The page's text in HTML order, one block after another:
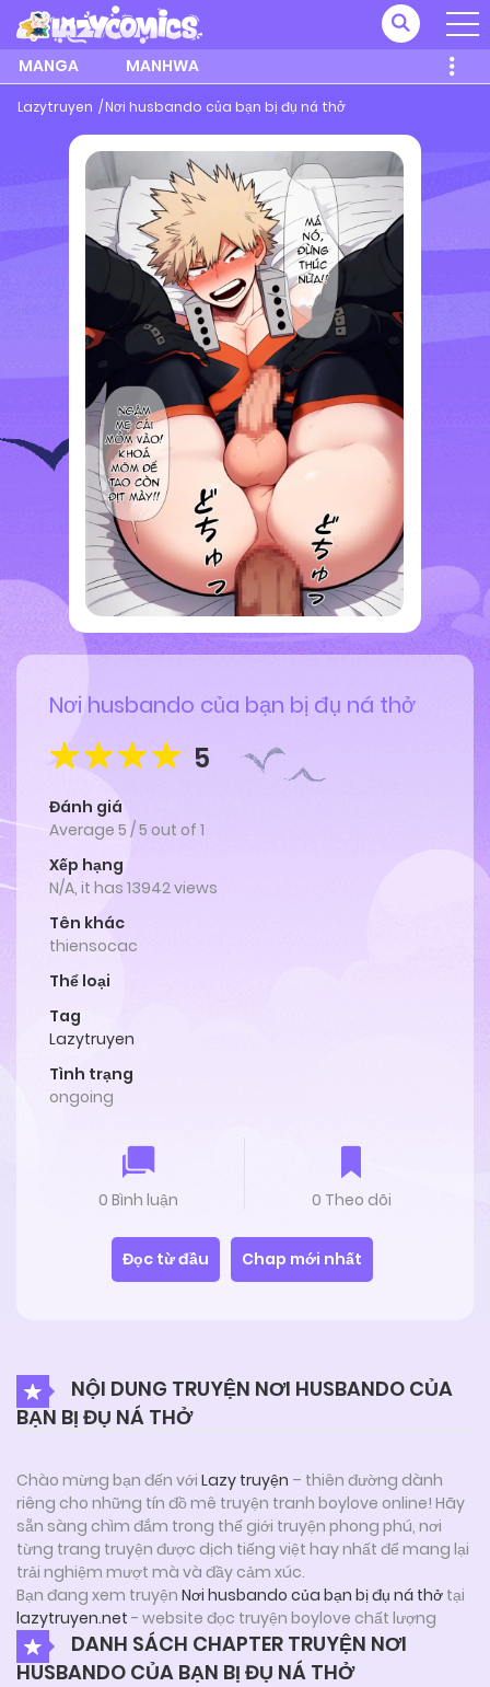
MANGA MANHWA
Lazytruyen Nơi husbando của bạn bị đụ ná thở
Nơi husbando của bạn bị đụ ná thở
5
Đánh giá
Average 5 /5 out of 1
Xếp hạng
N/A, it has 13942 views
Tên khác
thiensocac
Thể loại
Tag
Lazytruyen
Tình trạng
ongoing
0 Bình luận 0 Theo dõi
Đọc từ đầu Chap mới nhất
NỘI DUNG TRUYỆN NƠI HUSBANDO CỦA
BẠN BỊ ĐỤ NÁ THỞ
Chào mừng bạn đến với Lazy truyện – thiên đường dành
riêng cho những tín đồ mê truyện tranh boylove online! Hãy
sẵn sàng chìm đắm trong thế giới truyện phong phú, nơi
từng trang truyện được dịch tiếng việt hay nhất để mang lại
trải nghiệm mượt mà và đầy cảm xúc.
Bạn đang xem truyện Nơi husbando của bạn bị đụ ná thở tại
lazytruyen.net - website đọc truyện boylove chất lượng
DANH SÁCH CHAPTER TRUYỆN NƠI
HUSBANDO CỦA BẠN BỊ ĐỤ NÁ THỞ